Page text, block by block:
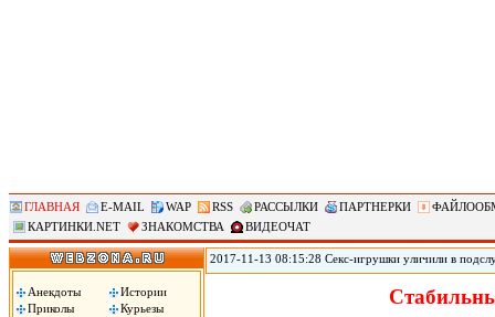
ГЛАВНАЯ E-MAIL WAP RSS РАССЫЛКИ ПАРТНЕРКИ
КАРТИНКИ.NET
ЗНАКОМСТВА ВИДЕОЧАТ
Анекдоты
Истории
Приколы
Курьезы
2017-11-13 08:15:28 Секс-игрушки уличили в
позволяет удаленно контролировать секс-игрушки,
затем сохраняло в памяти телефона. .